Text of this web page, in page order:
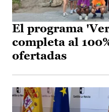
El programa
completa al
ofertadas